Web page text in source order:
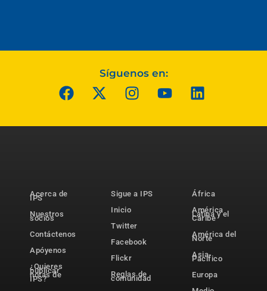
Síguenos en:
Acerca de
IPS
Nuestros
socios
Contáctenos
Apóyenos
¿Quieres
publicar
notas de
IPS?
Sigue a IPS
Inicio
Twitter
Facebook
Flickr
Reglas de
comunidad
África
América
Latina y el
Caribe
América del
Norte
Asia-
Pacífico
Europa